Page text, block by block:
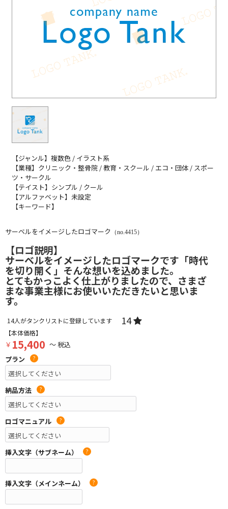
【ジャンル】複数色 / イラスト系
【業種】クリニック・整骨院 / 教育・スクール / エコ・団体 / スポー
ツ・サークル
【テイスト】シンプル / クール
【アルファベット】未設定
【キーワード】
サーベルをイメージしたロゴマーク （no.4415）
【ロゴ説明】
サーベルをイメージしたロゴマークです「時代
を切り開く」そんな想いを込めました。
とてもかっこよく仕上がりましたので、さまざ
まな事業主様にお使いいただきたいと思いま
す。
14人がタンクリストに登録しています 14
【本体価格】
￥ 15,400 ～ 税込
プラン
?
納品方法 ?
ロゴマニュアル ?
挿入文字（サブネーム） ?
挿入文字（メインネーム） ?